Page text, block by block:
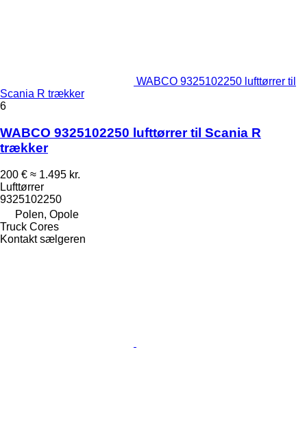
WABCO 9325102250 lufttørrer til
Scania R trækker
6
WABCO 9325102250 lufttørrer til Scania R
trækker
200 € ≈ 1.495 kr.
Lufttørrer
9325102250
Polen, Opole
Truck Cores
Kontakt sælgeren